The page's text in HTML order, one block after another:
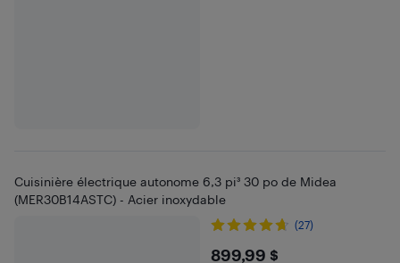
Cuisinière électrique autonome 6,3 pi³ 30 po de Midea
(MER30B14ASTC) - Acier inoxydable
(27)
899,99 $